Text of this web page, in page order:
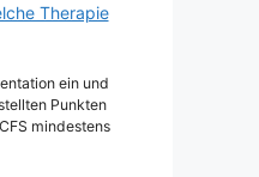
Therapie
ein und
Punkten
mindestens